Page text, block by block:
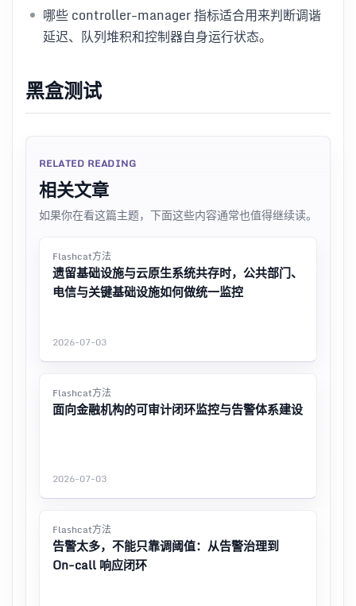
哪些 controller-manager 指标适合用来判断调谐
延迟、队列堆积和控制器自身运行状态。
黑盒测试
RELATED READING
相关文章
如果你在看这篇主题，下面这些内容通常也值得继续读。
Flashcat方法
遗留基础设施与云原生系统共存时，公共部门、
电信与关键基础设施如何做统一监控
2026-07-03
Flashcat方法
面向金融机构的可审计闭环监控与告警体系建设
2026-07-03
Flashcat方法
告警太多，不能只靠调阈值：从告警治理到
On-call 响应闭环